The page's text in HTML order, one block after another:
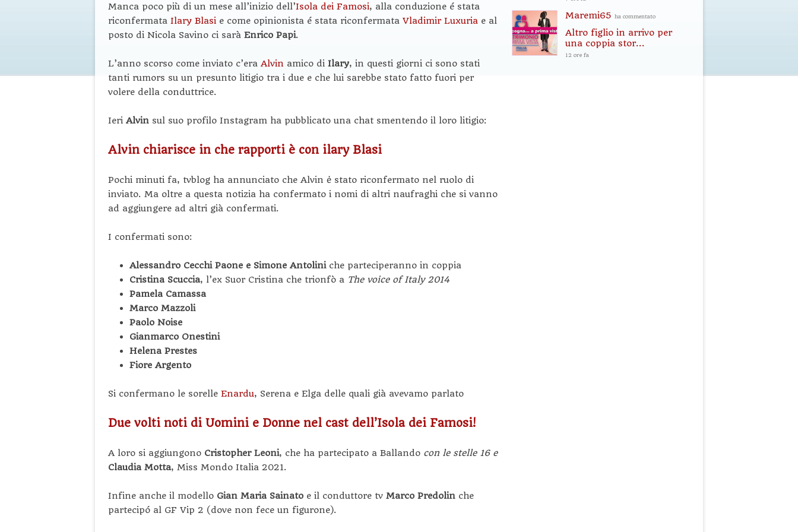
Manca poco più di un mese all’inizio dell’Isola dei Famosi, alla conduzione é stata
riconfermata Ilary Blasi e come opinionista é stata riconfermata Vladimir Luxuria e al
posto di Nicola Savino ci sarà Enrico Papi.
L’anno scorso come inviato c’era Alvin amico di Ilary, in questi giorni ci sono stati
tanti rumors su un presunto litigio tra i due e che lui sarebbe stato fatto fuori per
volere della conduttrice.
Ieri Alvin sul suo profilo Instagram ha pubblicato una chat smentendo il loro litigio:
Alvin chiarisce in che rapporti è con ilary Blasi
Pochi minuti fa, tvblog ha annunciato che Alvin ė stato riconfermato nel ruolo di
inviato. Ma oltre a questa notizia ha confermato i nomi di altri naufraghi che si vanno
ad aggiungere ad altri già confermati.
I confermati sono:
Alessandro Cecchi Paone e Simone Antolini che parteciperanno in coppia
Cristina Scuccia, l’ex Suor Cristina che trionfò a The voice of Italy 2014
Pamela Camassa
Marco Mazzoli
Paolo Noise
Gianmarco Onestini
Helena Prestes
Fiore Argento
Si confermano le sorelle Enardu, Serena e Elga delle quali già avevamo parlato
Due volti noti di Uomini e Donne nel cast dell’Isola dei Famosi!
A loro si aggiungono Cristopher Leoni, che ha partecipato a Ballando con le stelle 16 e
Claudia Motta, Miss Mondo Italia 2021.
Infine anche il modello Gian Maria Sainato e il conduttore tv Marco Predolin che
partecipó al GF Vip 2 (dove non fece un figurone).
Maremi65 ha commentato
Altro figlio in arrivo per
una coppia stor...
12 ore fa